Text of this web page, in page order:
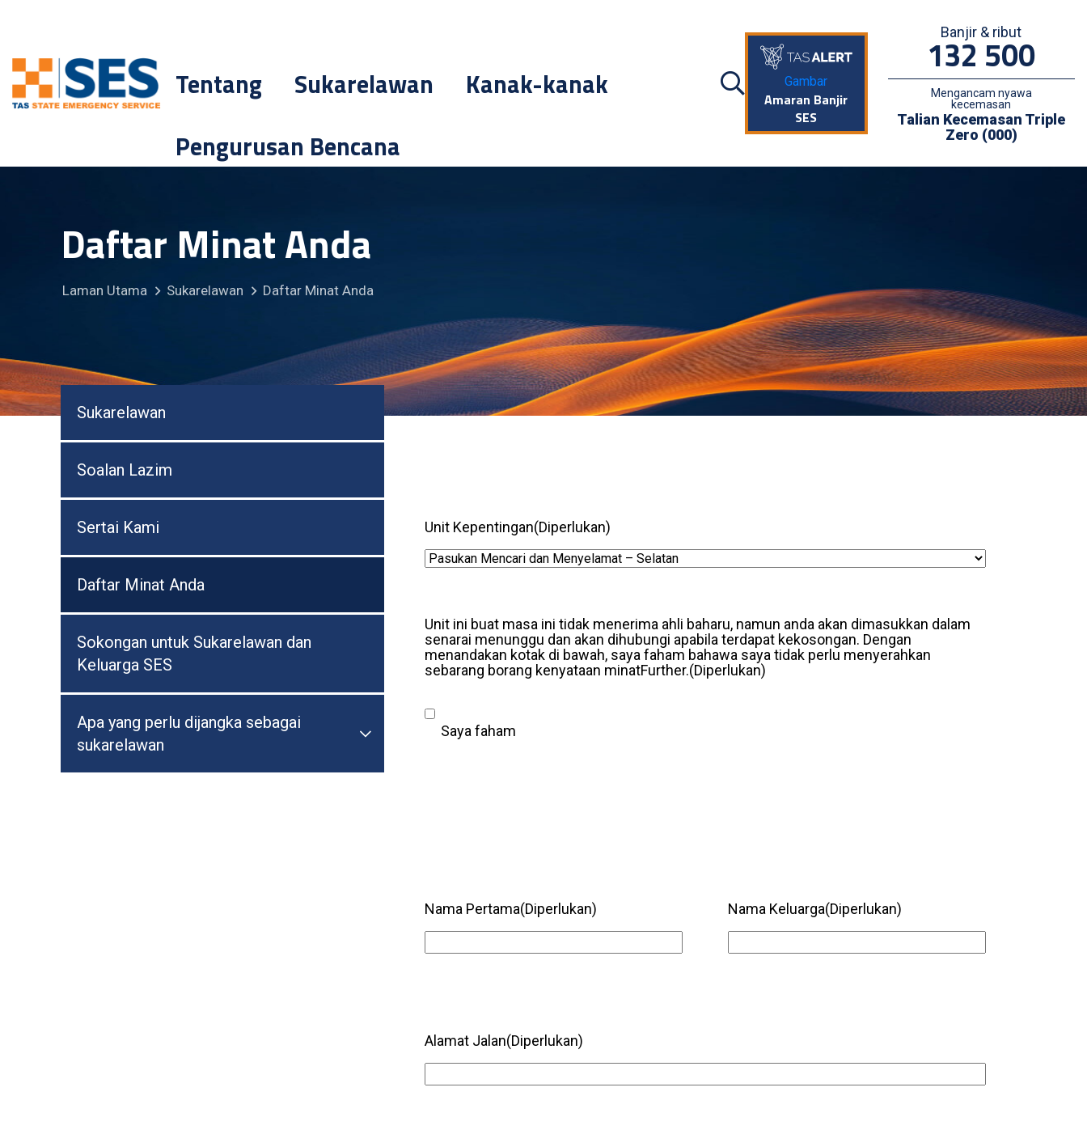
Tentang Sukarelawan
Kanak-kanak
Pengurusan Bencana
Gambar
Amaran Banjir
SES
Banjir & ribut
132 500
Mengancam nyawa
kecemasan
Talian Kecemasan Triple
Zero (000)
Daftar Minat Anda
Laman Utama Sukarelawan Daftar Minat Anda
Unit Kepentingan(Diperlukan)
Unit ini buat masa ini tidak menerima ahli baharu, namun anda akan dimasukkan dalam
senarai menunggu dan akan dihubungi apabila terdapat kekosongan. Dengan
menandakan kotak di bawah, saya faham bahawa saya tidak perlu menyerahkan
sebarang borang kenyataan minatFurther.(Diperlukan)
Saya faham
Nama Pertama(Diperlukan) Nama Keluarga(Diperlukan)
Alamat Jalan(Diperlukan)
Sukarelawan
Soalan Lazim
Sertai Kami
Daftar Minat Anda
Sokongan untuk Sukarelawan dan
Keluarga SES
Apa yang perlu dijangka sebagai
sukarelawan
Togol Menu
